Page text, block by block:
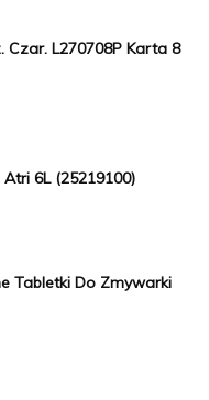
Czar. L270708P Karta 8
6L (25219100)
Tabletki Do Zmywarki